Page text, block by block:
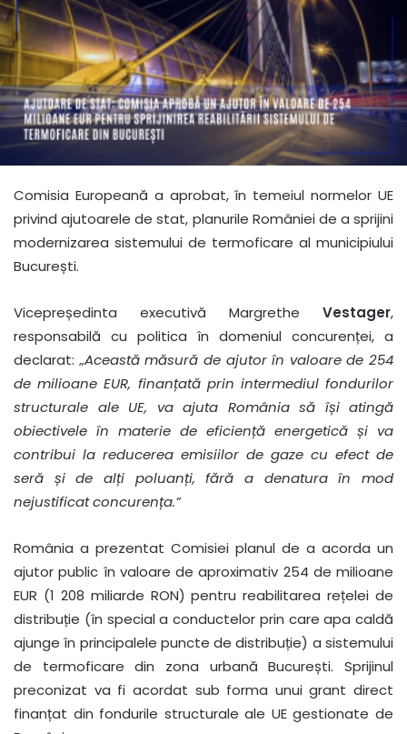
Comisia Europeană a aprobat, în temeiul normelor UE
privind ajutoarele de stat, planurile României de a sprijini
modernizarea sistemului de termoficare al municipiului
București.
Vicepreședinta executivă Margrethe Vestager,
responsabilă cu politica în domeniul concurenței, a
declarat:„Această măsură de ajutor în valoare de 254
de milioane EUR, finanțată prin intermediul fondurilor
structurale ale UE, va ajuta România să își atingă
obiectivele în materie de eficiență energetică și va
contribui la reducerea emisiilor de gaze cu efect de
seră și de alți poluanți, fără a denatura în mod
nejustificat concurența.”
România a prezentat Comisiei planul de a acorda un
ajutor public în valoare de aproximativ 254 de milioane
EUR (1 208 miliarde RON) pentru reabilitarea rețelei de
distribuție (în special a conductelor prin care apa caldă
ajunge în principalele puncte de distribuție) a sistemului
de termoficare din zona urbană București. Sprijinul
preconizat va fi acordat sub forma unui grant direct
finanțat din fondurile structurale ale UE gestionate de